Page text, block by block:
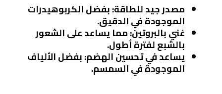
مصدر جيد للطاقة: بفضل الكربوهيدرات
الموجودة في الدقيق.
غني بالبروتين: مما يساعد على الشعور
بالشبع لفترة أطول.
يساعد في تحسين الهضم: بفضل الألياف
الموجودة في السمسم.